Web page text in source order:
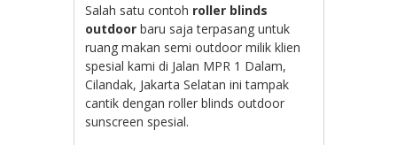
Salah satu contoh roller blinds
outdoor baru saja terpasang untuk
ruang makan semi outdoor milik klien
spesial kami di Jalan MPR 1 Dalam,
Cilandak, Jakarta Selatan ini tampak
cantik dengan roller blinds outdoor
sunscreen spesial.